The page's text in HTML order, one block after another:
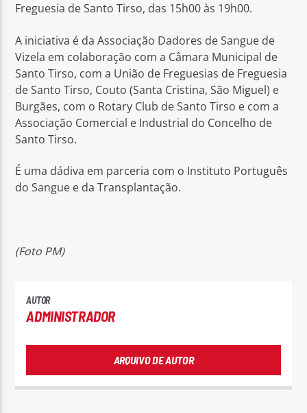
Rádio No ar
Freguesia de Santo Tirso, das 15h00 às 19h00.
A iniciativa é da Associação Dadores de Sangue de
Vizela em colaboração com a Câmara Municipal de
Santo Tirso, com a União de Freguesias de Freguesia
de Santo Tirso, Couto (Santa Cristina, São Miguel) e
Burgães, com o Rotary Club de Santo Tirso e com a
Associação Comercial e Industrial do Concelho de
Santo Tirso.
É uma dádiva em parceria com o Instituto Português
do Sangue e da Transplantação.
(Foto PM)
AUTOR
ADMINISTRADOR
ARQUIVO DE AUTOR